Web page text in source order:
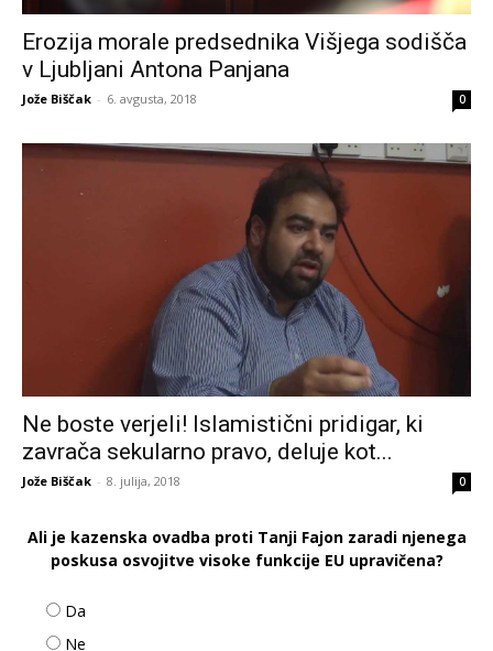
Erozija morale predsednika Višjega sodišča
v Ljubljani Antona Panjana
Jože Biščak - 6. avgusta, 2018 0
Ne boste verjeli! Islamistični pridigar, ki
zavrača sekularno pravo, deluje kot...
Jože Biščak - 8. julija, 2018 0
Ali je kazenska ovadba proti Tanji Fajon zaradi njenega
poskusa osvojitve visoke funkcije EU upravičena?
Da
Ne